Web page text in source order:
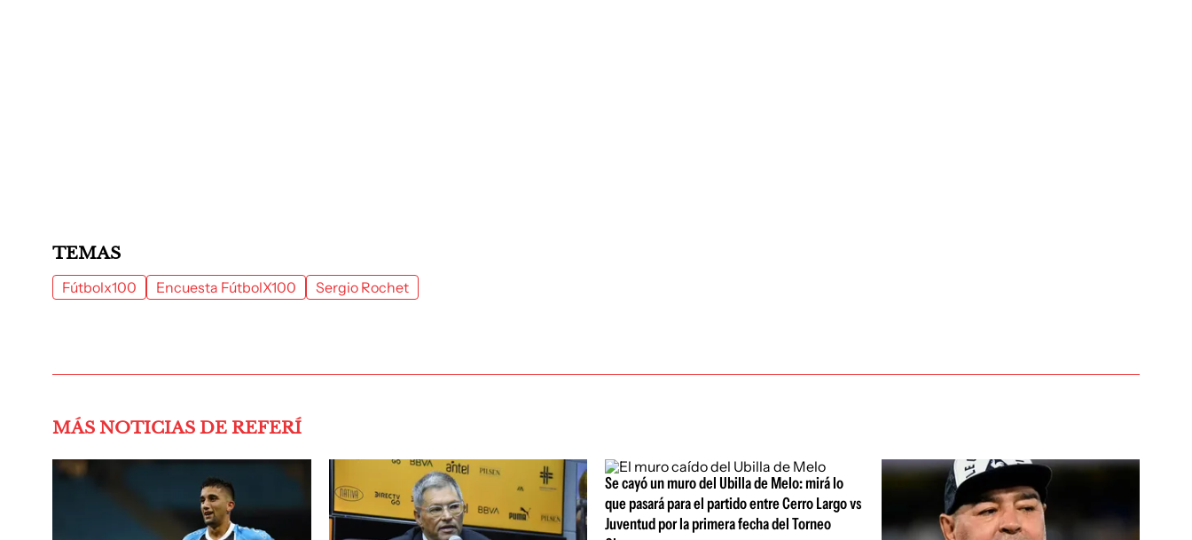
TEMAS
Fútbolx100 Encuesta FútbolX100 Sergio Rochet
MÁS NOTICIAS DE REFERÍ
Se cayó un muro del Ubilla de Melo: mirá lo
que pasará para el partido entre Cerro Largo vs
Juventud por la primera fecha del Torneo